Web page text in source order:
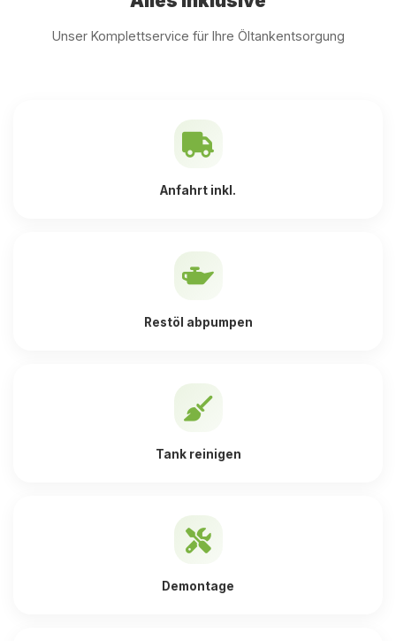
Unser Komplettservice für Ihre Öltankentsorgung
Anfahrt inkl.
Restöl abpumpen
Tank reinigen
Demontage